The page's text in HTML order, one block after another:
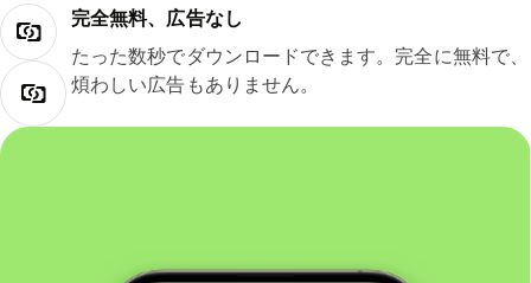
完全無料、広告なし
たった数秒でダウンロードできます。完全に無料で、
煩わしい広告もありません。